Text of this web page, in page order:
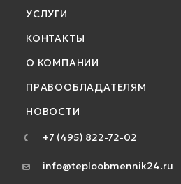
УСЛУГИ
КОНТАКТЫ
О КОМПАНИИ
ПРАВООБЛАДАТЕЛЯМ
НОВОСТИ
+7 (495) 822-72-02
info@teploobmennik24.ru